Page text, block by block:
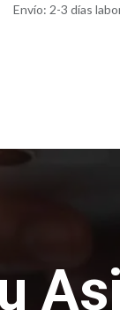
Envío: 2-3 días